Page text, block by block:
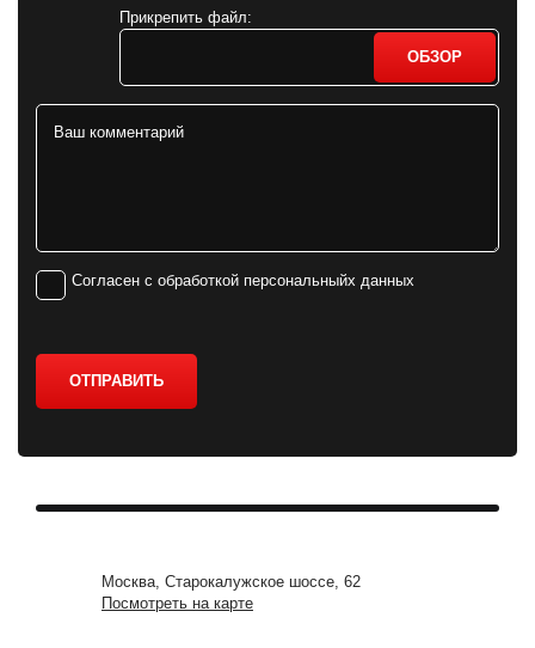
Прикрепить файл:
ОБЗОР
Согласен с обработкой персональныйх данных
ОТПРАВИТЬ
Москва, Старокалужское шоссе, 62
Посмотреть на карте